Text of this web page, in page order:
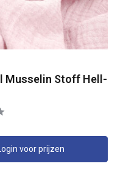
Musselin Stoff Hell-
Login voor prijzen